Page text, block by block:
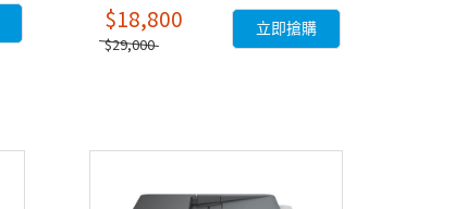
$18,800
$29,000
立即搶購